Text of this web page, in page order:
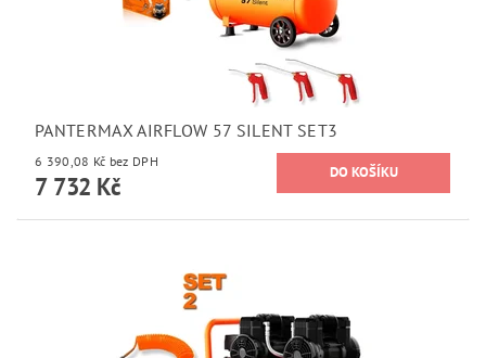
PANTERMAX AIRFLOW 57 SILENT SET3
6 390,08 Kč bez DPH
7 732 Kč